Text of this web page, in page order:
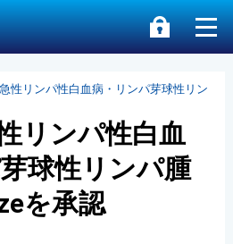
性リンパ性白血病・リンパ芽球性リン
リンパ性白血
球性リンパ腫
を承認